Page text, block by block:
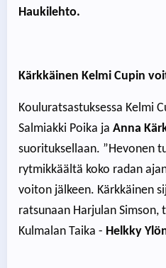
Haukilehto.
Kärkkäinen Kelmi Cupin
Kouluratsastuksessa Kelmi
Salmiakki Poika ja Anna
suorituksellaan. ”Hevonen
rytmikkäältä koko radan
voiton jälkeen. Kärkkäinen
ratsunaan Harjulan Simson,
Kulmalan Taika - Helkky